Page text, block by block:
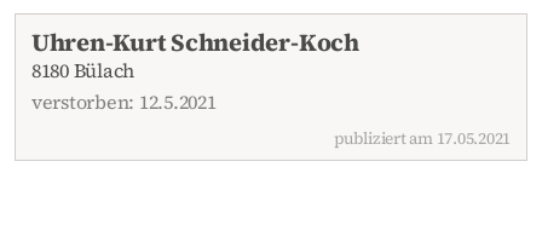
Aktuelle Todesanzeigen
Uhren-Kurt Schneider-Koch
8180 Bülach
verstorben: 12.5.2021
publiziert am 17.05.2021